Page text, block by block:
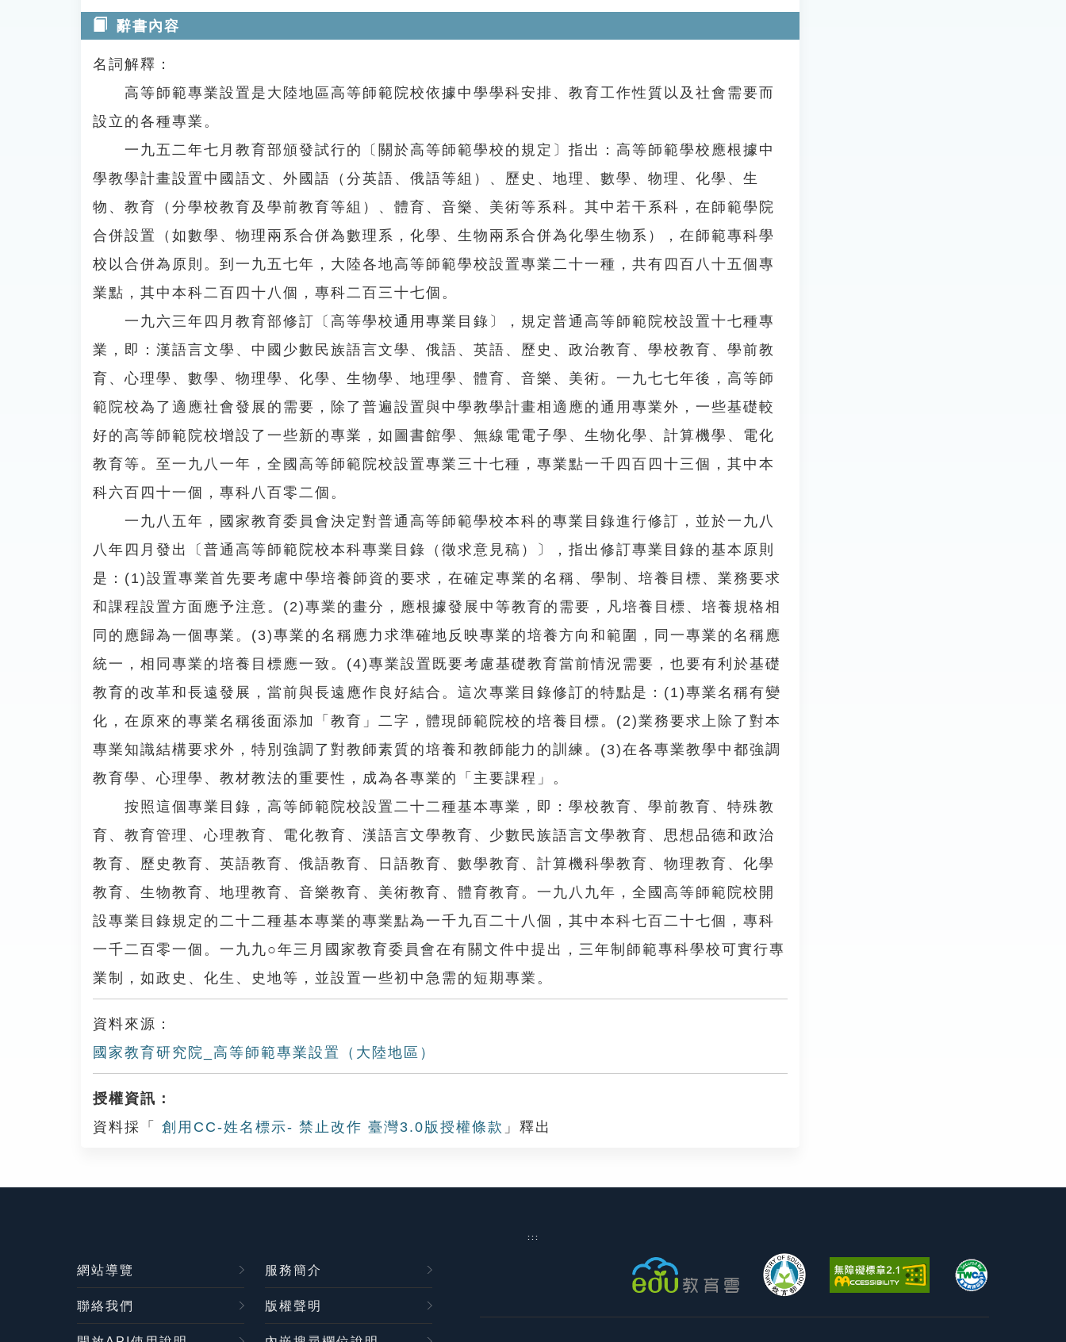
辭書內容
名詞解釋：
高等師範專業設置是大陸地區高等師範院校依據中學學科安排、教育工作性質以及社會需要而
設立的各種專業。
一九五二年七月教育部頒發試行的〔關於高等師範學校的規定〕指出：高等師範學校應根據中
學教學計畫設置中國語文、外國語（分英語、俄語等組）、歷史、地理、數學、物理、化學、生
物、教育（分學校教育及學前教育等組）、體育、音樂、美術等系科。其中若干系科，在師範學院
合併設置（如數學、物理兩系合併為數理系，化學、生物兩系合併為化學生物系），在師範專科學
校以合併為原則。到一九五七年，大陸各地高等師範學校設置專業二十一種，共有四百八十五個專
業點，其中本科二百四十八個，專科二百三十七個。
一九六三年四月教育部修訂〔高等學校通用專業目錄〕，規定普通高等師範院校設置十七種專
業，即：漢語言文學、中國少數民族語言文學、俄語、英語、歷史、政治教育、學校教育、學前教
育、心理學、數學、物理學、化學、生物學、地理學、體育、音樂、美術。一九七七年後，高等師
範院校為了適應社會發展的需要，除了普遍設置與中學教學計畫相適應的通用專業外，一些基礎較
好的高等師範院校增設了一些新的專業，如圖書館學、無線電電子學、生物化學、計算機學、電化
教育等。至一九八一年，全國高等師範院校設置專業三十七種，專業點一千四百四十三個，其中本
科六百四十一個，專科八百零二個。
一九八五年，國家教育委員會決定對普通高等師範學校本科的專業目錄進行修訂，並於一九八
八年四月發出〔普通高等師範院校本科專業目錄（徵求意見稿）〕，指出修訂專業目錄的基本原則
是：(1)設置專業首先要考慮中學培養師資的要求，在確定專業的名稱、學制、培養目標、業務要求
和課程設置方面應予注意。(2)專業的畫分，應根據發展中等教育的需要，凡培養目標、培養規格相
同的應歸為一個專業。(3)專業的名稱應力求準確地反映專業的培養方向和範圍，同一專業的名稱應
統一，相同專業的培養目標應一致。(4)專業設置既要考慮基礎教育當前情況需要，也要有利於基礎
教育的改革和長遠發展，當前與長遠應作良好結合。這次專業目錄修訂的特點是：(1)專業名稱有變
化，在原來的專業名稱後面添加「教育」二字，體現師範院校的培養目標。(2)業務要求上除了對本
專業知識結構要求外，特別強調了對教師素質的培養和教師能力的訓練。(3)在各專業教學中都強調
教育學、心理學、教材教法的重要性，成為各專業的「主要課程」。
按照這個專業目錄，高等師範院校設置二十二種基本專業，即：學校教育、學前教育、特殊教
育、教育管理、心理教育、電化教育、漢語言文學教育、少數民族語言文學教育、思想品德和政治
教育、歷史教育、英語教育、俄語教育、日語教育、數學教育、計算機科學教育、物理教育、化學
教育、生物教育、地理教育、音樂教育、美術教育、體育教育。一九八九年，全國高等師範院校開
設專業目錄規定的二十二種基本專業的專業點為一千九百二十八個，其中本科七百二十七個，專科
一千二百零一個。一九九○年三月國家教育委員會在有關文件中提出，三年制師範專科學校可實行專
業制，如政史、化生、史地等，並設置一些初中急需的短期專業。
資料來源：
國家教育研究院_高等師範專業設置（大陸地區）
授權資訊：
資料採「
創用CC-姓名標示- 禁止改作 臺灣3.0版授權條款 」釋出
:::
網站導覽 服務簡介
聯絡我們 版權聲明